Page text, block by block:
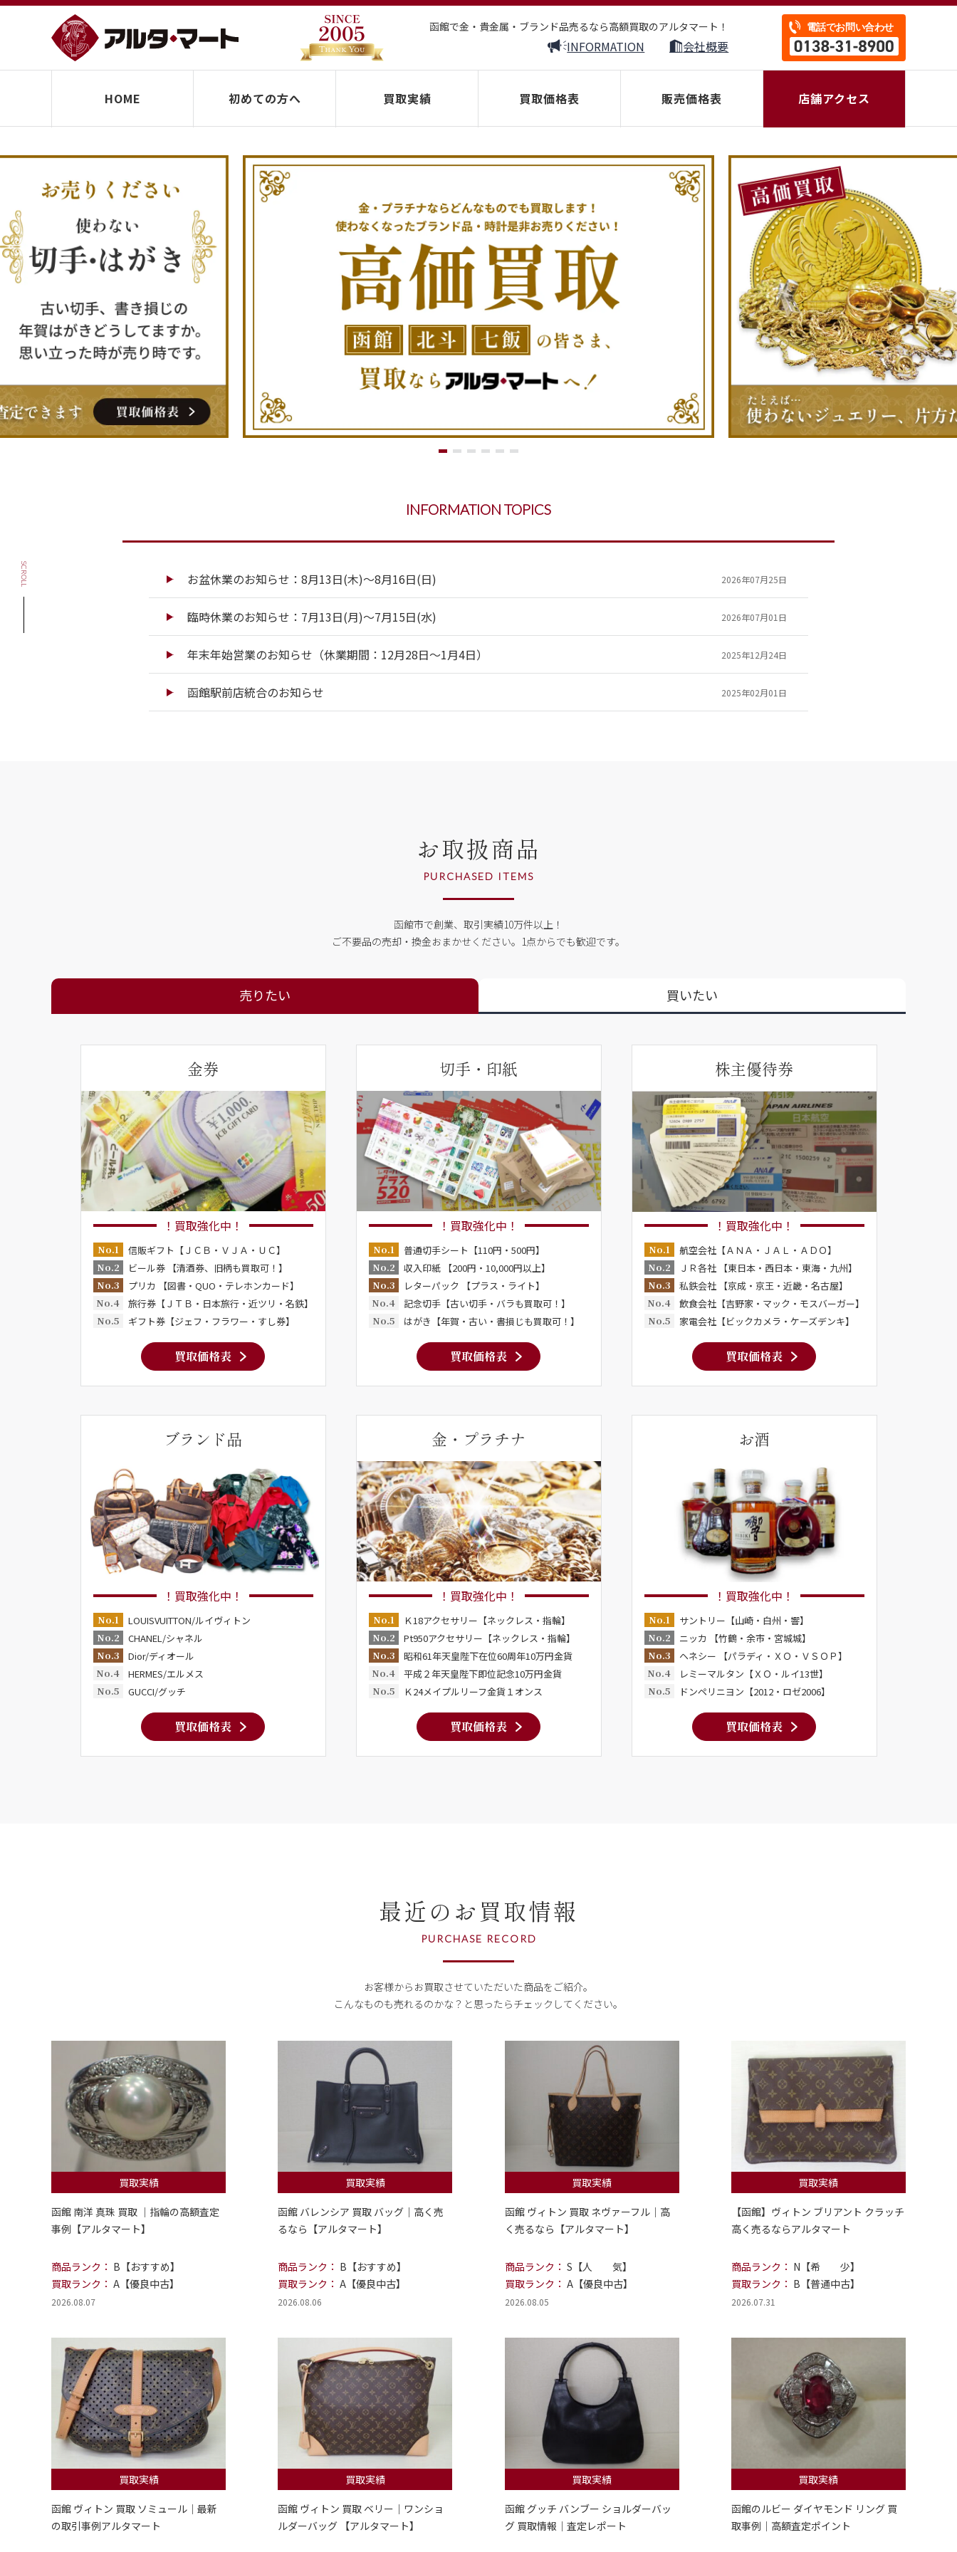
函館で金・貴金属・ブランド品売るなら高額買取のアルタマート！
INFORMATION 会社概要
HOME 初めての方へ 買取実績 買取価格表 販売価格表 店舗アクセス
SCROLL
INFORMATION TOPICS
お盆休業のお知らせ：8月13日(木)～8月16日(日) 2026年07月25日
臨時休業のお知らせ：7月13日(月)～7月15日(水) 2026年07月01日
年末年始営業のお知らせ（休業期間：12月28日～1月4日） 2025年12月24日
函館駅前店統合のお知らせ 2025年02月01日
お取扱商品
PURCHASED ITEMS
函館市で創業、取引実績10万件以上！
ご不要品の売却・換金おまかせください。 1点からでも歓迎です。
売りたい 買いたい
金券
！買取強化中！
No.1
信販ギフト【ＪＣＢ・ＶＪＡ・ＵＣ】
No.2
ビール券 【清酒券、旧柄も買取可！】
No.3
プリカ 【図書・QUO・テレホンカード】
No.4
旅行券【ＪＴＢ・日本旅行・近ツリ・名鉄】
No.5
ギフト券【ジェフ・フラワー・すし券】
買取価格表
切手・印紙
！買取強化中！
No.1
普通切手シート【110円・500円】
No.2
収入印紙 【200円・10,000円以上】
No.3
レターパック 【プラス・ライト】
No.4
記念切手【古い切手・バラも買取可！】
No.5
はがき【年賀・古い・書損じも買取可！】
買取価格表
株主優待券
！買取強化中！
No.1
航空会社【ＡＮＡ・ＪＡＬ・ＡＤＯ】
No.2
ＪＲ各社 【東日本・西日本・東海・九州】
No.3
私鉄会社 【京成・京王・近畿・名古屋】
No.4
飲食会社【吉野家・マック・モスバーガー】
No.5
家電会社【ビックカメラ・ケーズデンキ】
買取価格表
ブランド品
！買取強化中！
No.1
LOUISVUITTON/ルイヴィトン
No.2
CHANEL/シャネル
No.3
Dior/ディオール
No.4
HERMES/エルメス
No.5
GUCCI/グッチ
買取価格表
金・プラチナ
！買取強化中！
No.1
Ｋ18アクセサリー【ネックレス・指輪】
No.2
Pt950アクセサリー【ネックレス・指輪】
No.3
昭和61年天皇陛下在位60周年10万円金貨
No.4
平成２年天皇陛下即位記念10万円金貨
No.5
Ｋ24メイプルリーフ金貨１オンス
買取価格表
お酒
！買取強化中！
No.1
サントリー【山崎・白州・響】
No.2
ニッカ 【竹鶴・余市・宮城城】
No.3
ヘネシー 【パラディ・ＸＯ・ＶＳＯＰ】
No.4
レミーマルタン【ＸＯ・ルイ13世】
No.5
ドンペリニヨン【2012・ロゼ2006】
買取価格表
最近のお買取情報
PURCHASE RECORD
お客様からお買取させていただいた商品をご紹介。
こんなものも売れるのかな？ と思ったらチェックしてください。
買取実績
函館 南洋 真珠 買取 ｜指輪の高額査定
事例【アルタマート】
商品ランク： B【おすすめ】
買取ランク： A【優良中古】
2026.08.07
買取実績
函館 バレンシア 買取 バッグ｜高く売
るなら【アルタマート】
商品ランク： B【おすすめ】
買取ランク： A【優良中古】
2026.08.06
買取実績
函館 ヴィトン 買取 ネヴァーフル｜高
く売るなら【アルタマート】
商品ランク： S【人 気】
買取ランク： A【優良中古】
2026.08.05
買取実績
【函館】ヴィトン ブリアント クラッチ
高く売るならアルタマート
商品ランク： N【希 少】
買取ランク： B【普通中古】
2026.07.31
買取実績
函館 ヴィトン 買取 ソミュール｜最新
の取引事例アルタマート
買取実績
函館 ヴィトン 買取 ベリー｜ワンショ
ルダーバッグ 【アルタマート】
買取実績
函館 グッチ バンブー ショルダーバッ
グ 買取情報｜査定レポート
買取実績
函館のルビー ダイヤモンド リング 買
取事例｜高額査定ポイント